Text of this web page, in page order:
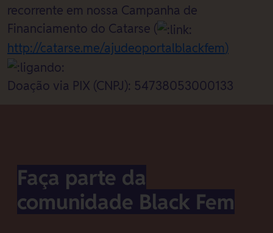
recorrente em nossa Campanha de
Financiamento do Catarse (
http://catarse.me/ajudeoportalblackfem)
Doação via PIX (CNPJ): 54738053000133
Faça parte da
comunidade Black Fem